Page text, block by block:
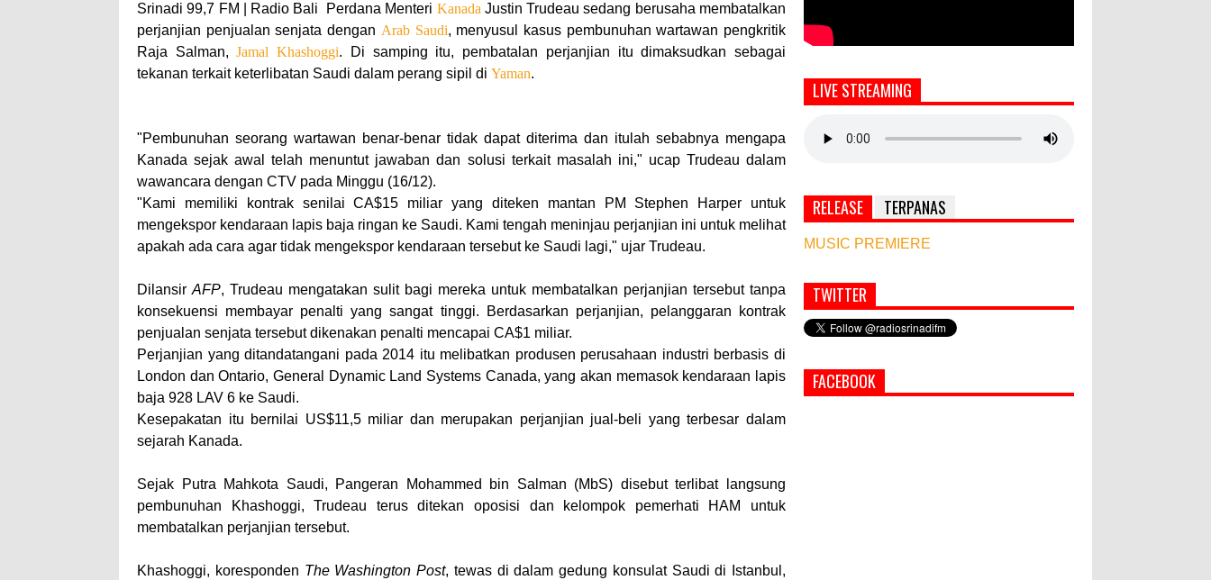
Srinadi 99,7 FM | Radio Bali Perdana Menteri Kanada Justin Trudeau sedang berusaha membatalkan
perjanjian penjualan senjata dengan Arab Saudi, menyusul kasus pembunuhan wartawan pengkritik
Raja Salman,Jamal Khashoggi. Di samping itu, pembatalan perjanjian itu dimaksudkan sebagai
tekanan terkait keterlibatan Saudi dalam perang sipil di Yaman.
"Pembunuhan seorang wartawan benar-benar tidak dapat diterima dan itulah sebabnya mengapa
Kanada sejak awal telah menuntut jawaban dan solusi terkait masalah ini," ucap Trudeau dalam
wawancara dengan CTV pada Minggu (16/12).
"Kami memiliki kontrak senilai CA$15 miliar yang diteken mantan PM Stephen Harper untuk
mengekspor kendaraan lapis baja ringan ke Saudi. Kami tengah meninjau perjanjian ini untuk melihat
apakah ada cara agar tidak mengekspor kendaraan tersebut ke Saudi lagi," ujar Trudeau.
Dilansir AFP, Trudeau mengatakan sulit bagi mereka untuk membatalkan perjanjian tersebut tanpa
konsekuensi membayar penalti yang sangat tinggi. Berdasarkan perjanjian, pelanggaran kontrak
penjualan senjata tersebut dikenakan penalti mencapai CA$1 miliar.
Perjanjian yang ditandatangani pada 2014 itu melibatkan produsen perusahaan industri berbasis di
London dan Ontario, General Dynamic Land Systems Canada, yang akan memasok kendaraan lapis
baja 928 LAV 6 ke Saudi.
Kesepakatan itu bernilai US$11,5 miliar dan merupakan perjanjian jual-beli yang terbesar dalam
sejarah Kanada.
Sejak Putra Mahkota Saudi, Pangeran Mohammed bin Salman (MbS) disebut terlibat langsung
pembunuhan Khashoggi, Trudeau terus ditekan oposisi dan kelompok pemerhati HAM untuk
membatalkan perjanjian tersebut.
Khashoggi, koresponden The Washington Post, tewas di dalam gedung konsulat Saudi di Istanbul,
LIVE STREAMING
RELEASE TERPANAS
MUSIC PREMIERE
Simbol Persahabatan, RI Bangun Islamic Centre
di Afghanistan
PASAR MURAH
TWITTER
FACEBOOK